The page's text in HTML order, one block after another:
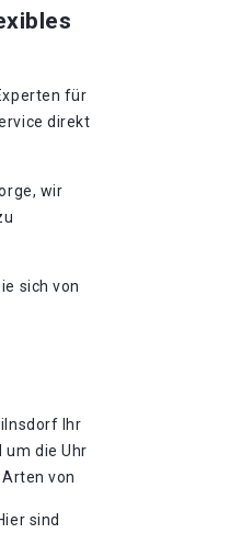
für
direkt
wir
sich von
Ihr
um die Uhr
von
sind